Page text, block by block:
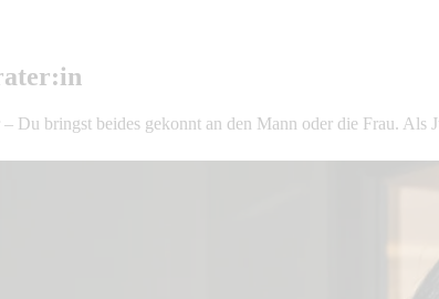
Du bringst beides gekonnt an den Mann oder die Frau.